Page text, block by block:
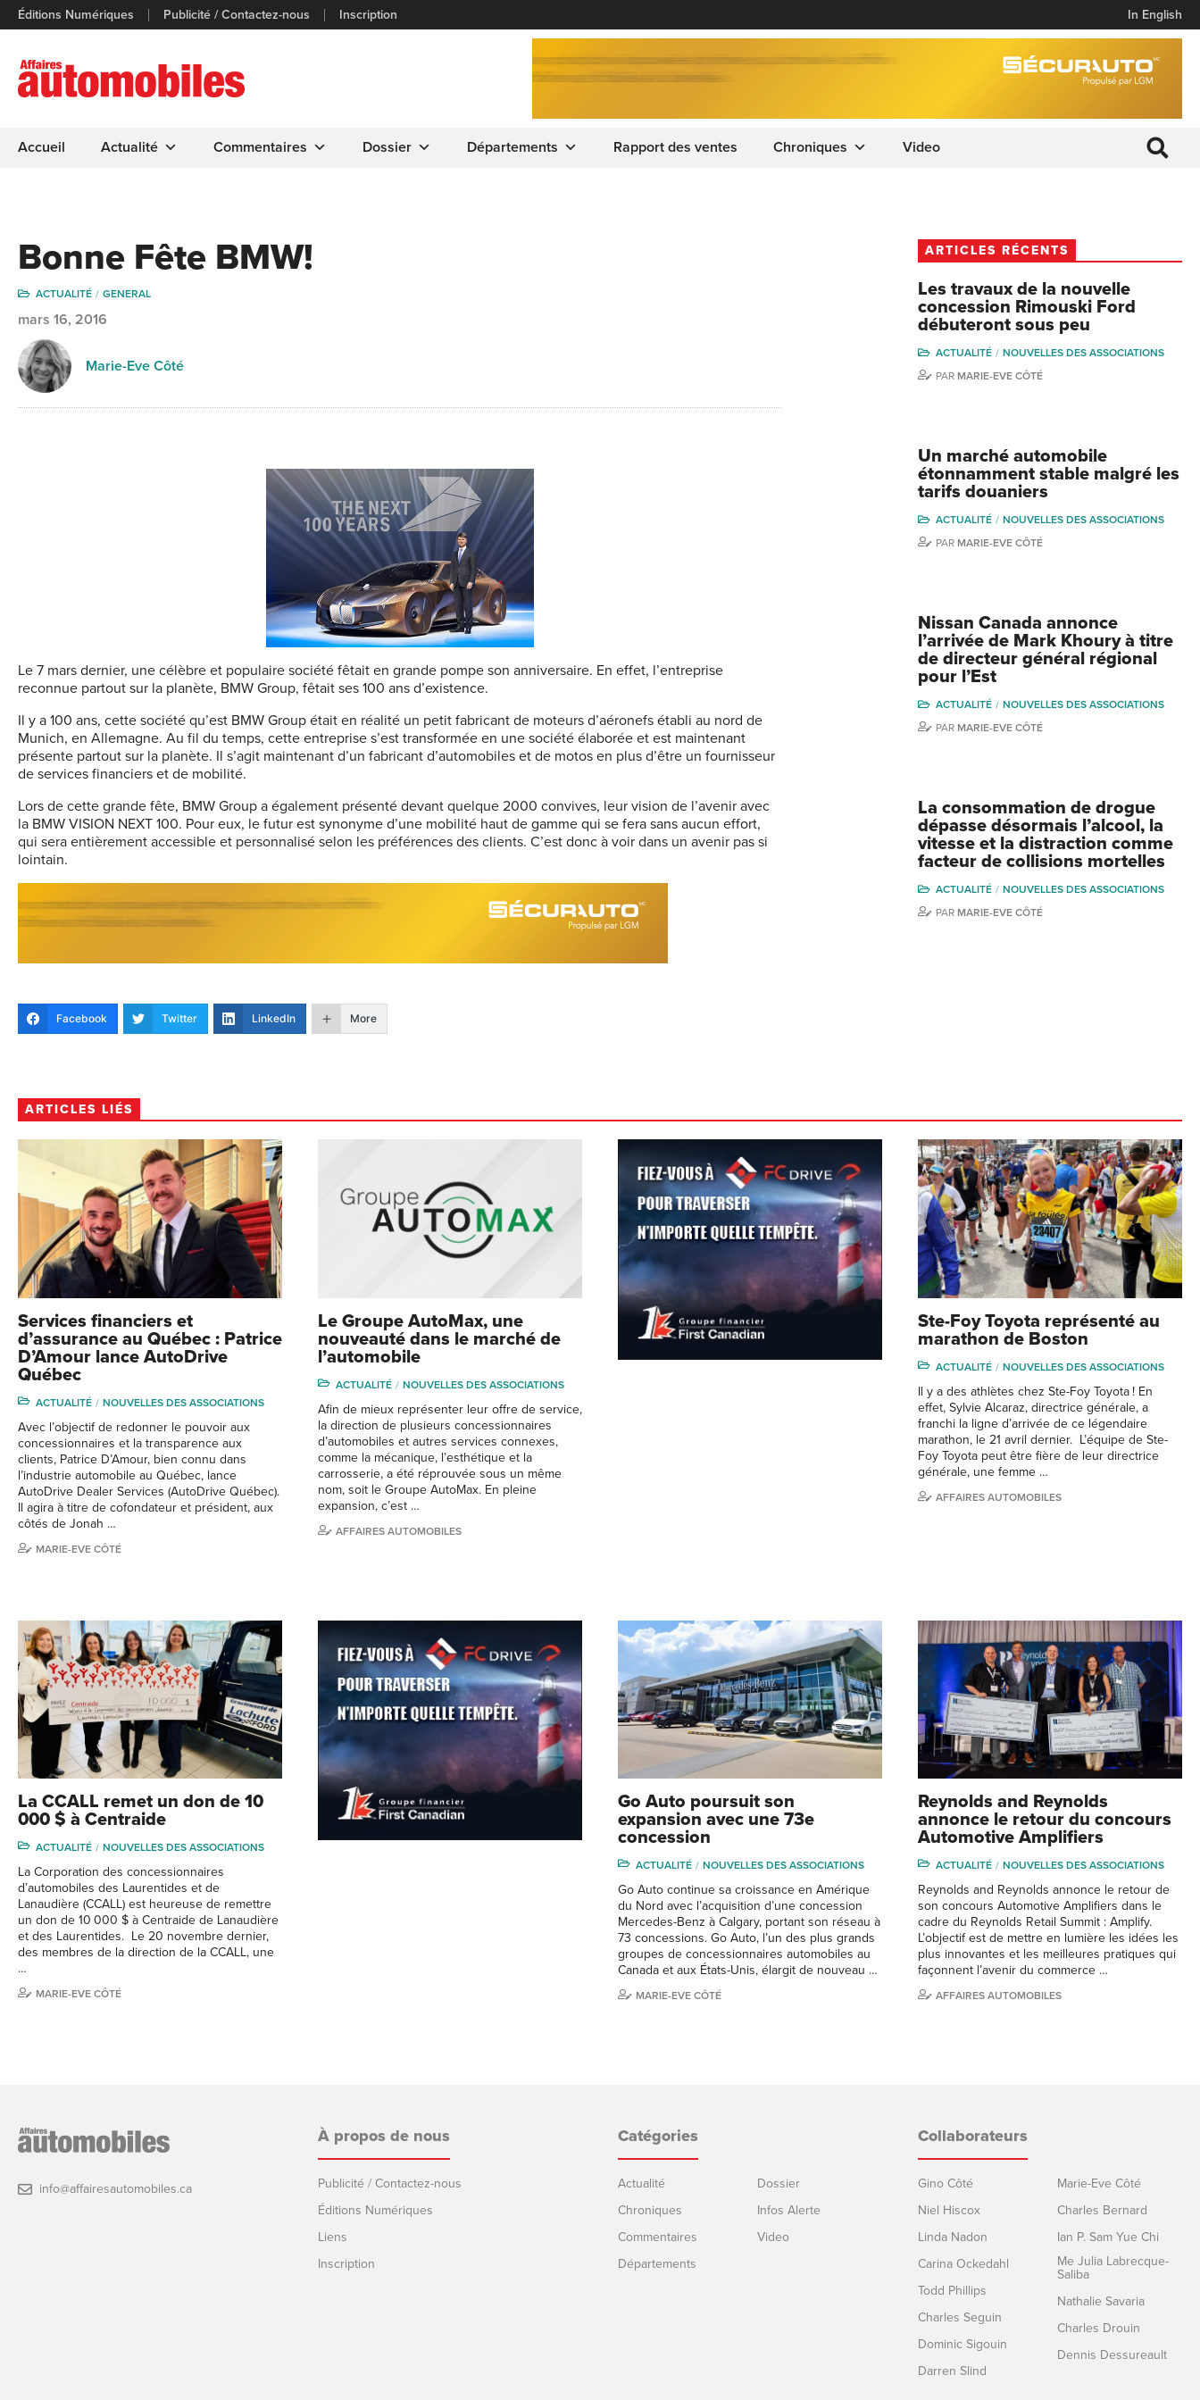
Éditions Numériques Publicité / Contactez-nous Inscription In English
Accueil Actualité Commentaires Dossier Départements Rapport des ventes Chroniques Video
Bonne Fête BMW!
ACTUALITÉ GENERAL
mars 16, 2016
Marie-Eve Côté
Le 7 mars dernier, une célèbre et populaire société fêtait en grande pompe son anniversaire. En effet, l’entreprise
reconnue partout sur la planète, BMW Group, fêtait ses 100 ans d’existence.
Il y a 100 ans, cette société qu’est BMW Group était en réalité un petit fabricant de moteurs d’aéronefs établi au nord de
Munich, en Allemagne. Au fil du temps, cette entreprise s’est transformée en une société élaborée et est maintenant
présente partout sur la planète. Il s’agit maintenant d’un fabricant d’automobiles et de motos en plus d’être un fournisseur
de services financiers et de mobilité.
Lors de cette grande fête, BMW Group a également présenté devant quelque 2000 convives, leur vision de l’avenir avec
la BMW VISION NEXT 100. Pour eux, le futur est synonyme d’une mobilité haut de gamme qui se fera sans aucun effort,
qui sera entièrement accessible et personnalisé selon les préférences des clients. C’est donc à voir dans un avenir pas si
lointain.
Facebook Twitter LinkedIn More
ARTICLES RÉCENTS
Les travaux de la nouvelle
concession Rimouski Ford
débuteront sous peu
ACTUALITÉ
NOUVELLES DES ASSOCIATIONS
PAR MARIE-EVE CÔTÉ
Un marché automobile
étonnamment stable malgré les
tarifs douaniers
ACTUALITÉ
NOUVELLES DES ASSOCIATIONS
PAR MARIE-EVE CÔTÉ
Nissan Canada annonce
l’arrivée de Mark Khoury à titre
de directeur général régional
pour l’Est
ACTUALITÉ
NOUVELLES DES ASSOCIATIONS
PAR MARIE-EVE CÔTÉ
La consommation de drogue
dépasse désormais l’alcool, la
vitesse et la distraction comme
facteur de collisions mortelles
ACTUALITÉ
NOUVELLES DES ASSOCIATIONS
PAR MARIE-EVE CÔTÉ
ARTICLES LIÉS
Services financiers et
d’assurance au Québec : Patrice
D’Amour lance AutoDrive
Québec
ACTUALITÉ NOUVELLES DES ASSOCIATIONS
Avec l’objectif de redonner le pouvoir aux
concessionnaires et la transparence aux
clients, Patrice D’Amour, bien connu dans
l’industrie automobile au Québec, lance
AutoDrive Dealer Services (AutoDrive Québec).
Il agira à titre de cofondateur et président, aux
côtés de Jonah …
MARIE-EVE CÔTÉ
Le Groupe AutoMax, une
nouveauté dans le marché de
l’automobile
ACTUALITÉ NOUVELLES DES ASSOCIATIONS
Afin de mieux représenter leur offre de service,
la direction de plusieurs concessionnaires
d’automobiles et autres services connexes,
comme la mécanique, l’esthétique et la
carrosserie, a été réprouvée sous un même
nom, soit le Groupe AutoMax. En pleine
expansion, c’est …
AFFAIRES AUTOMOBILES
Ste-Foy Toyota représenté au
marathon de Boston
ACTUALITÉ NOUVELLES DES ASSOCIATIONS
Il y a des athlètes chez Ste-Foy Toyota ! En
effet, Sylvie Alcaraz, directrice générale, a
franchi la ligne d’arrivée de ce légendaire
marathon, le 21 avril dernier. L’équipe de Ste-
Foy Toyota peut être fière de leur directrice
générale, une femme …
AFFAIRES AUTOMOBILES
La CCALL remet un don de 10
000 $ à Centraide
ACTUALITÉ NOUVELLES DES ASSOCIATIONS
La Corporation des concessionnaires
d’automobiles des Laurentides et de
Lanaudière (CCALL) est heureuse de remettre
un don de 10 000 $ à Centraide de Lanaudière
et des Laurentides. Le 20 novembre dernier,
des membres de la direction de la CCALL, une
…
MARIE-EVE CÔTÉ
Go Auto poursuit son
expansion avec une 73e
concession
ACTUALITÉ NOUVELLES DES ASSOCIATIONS
Go Auto continue sa croissance en Amérique
du Nord avec l’acquisition d’une concession
Mercedes-Benz à Calgary, portant son réseau à
73 concessions. Go Auto, l’un des plus grands
groupes de concessionnaires automobiles au
Canada et aux États-Unis, élargit de nouveau …
MARIE-EVE CÔTÉ
Reynolds and Reynolds
annonce le retour du concours
Automotive Amplifiers
ACTUALITÉ NOUVELLES DES ASSOCIATIONS
Reynolds and Reynolds annonce le retour de
son concours Automotive Amplifiers dans le
cadre du Reynolds Retail Summit : Amplify.
L’objectif est de mettre en lumière les idées les
plus innovantes et les meilleures pratiques qui
façonnent l’avenir du commerce …
AFFAIRES AUTOMOBILES
info@affairesautomobiles.ca
À propos de nous
Publicité / Contactez-nous
Éditions Numériques
Liens
Inscription
Catégories
Actualité
Chroniques
Commentaires
Départements
Dossier
Infos Alerte
Video
Collaborateurs
Gino Côté
Niel Hiscox
Linda Nadon
Carina Ockedahl
Todd Phillips
Charles Seguin
Dominic Sigouin
Darren Slind
Marie-Eve Côté
Charles Bernard
Ian P. Sam Yue Chi
Me Julia Labrecque-
Saliba
Nathalie Savaria
Charles Drouin
Dennis Dessureault